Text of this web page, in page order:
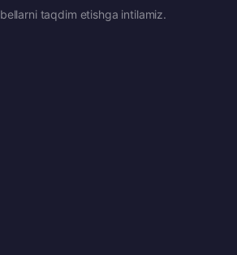
taqdim etishga intilamiz.